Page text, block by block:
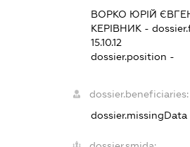
ВОРКО ЮРІЙ
КЕРІВНИК -
15.10.12
dossier.position -
dossier.beneficiaries:
dossier.missingData